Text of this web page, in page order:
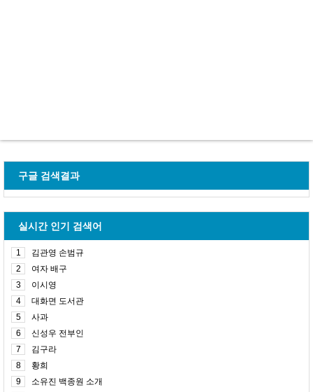
구글 검색결과
실시간 인기 검색어
1
김관영 손범규
2
여자 배구
3
이시영
4
대화면 도서관
5
사과
6
신성우 전부인
7
김구라
8
황희
9
소유진 백종원 소개